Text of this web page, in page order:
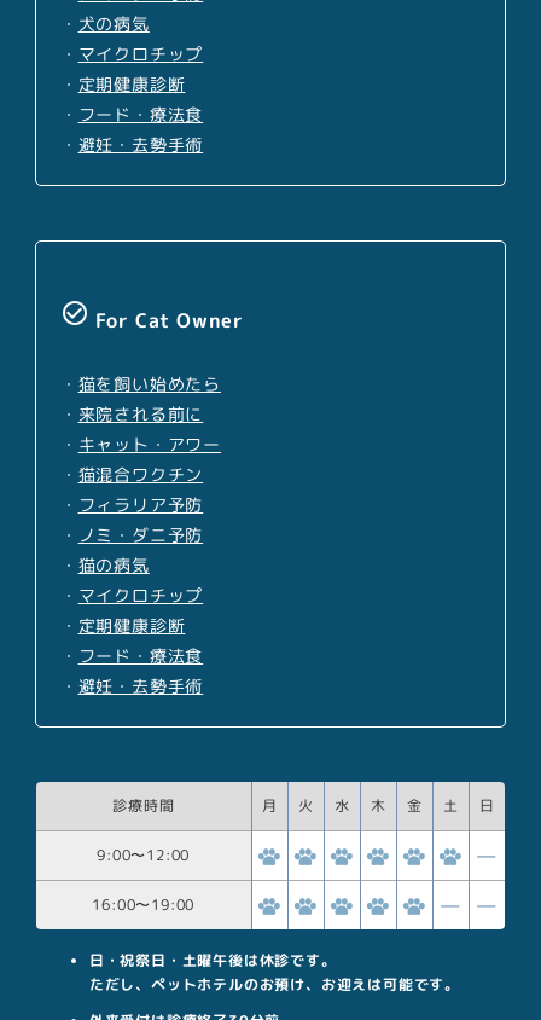
・ 犬の病気
・ マイクロチップ
・ 定期健康診断
・ フード・療法食
・ 避妊・去勢手術
check_circle_outline For Cat Owner
・ 猫を飼い始めたら
・ 来院される前に
・ キャット・アワー
・ 猫混合ワクチン
・ フィラリア予防
・ ノミ・ダニ予防
・ 猫の病気
・ マイクロチップ
・ 定期健康診断
・ フード・療法食
・ 避妊・去勢手術
診療時間 月 火 水 木 金 土 日
9:00〜12:00
16:00〜19:00
日・祝祭日・土曜午後は休診です。
ただし、ペットホテルのお預け、お迎えは可能です。